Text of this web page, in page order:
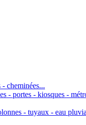
cheminées...
- portes - kiosques -
- tuyaux - eau